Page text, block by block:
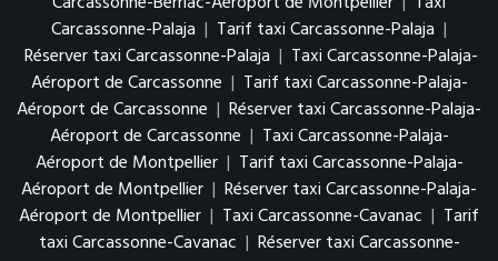
Carcassonne-Palaja | Tarif taxi Carcassonne-Palaja |
Réserver taxi Carcassonne-Palaja | Taxi Carcassonne-Palaja-
Aéroport de Carcassonne | Tarif taxi Carcassonne-Palaja-
Aéroport de Carcassonne | Réserver taxi Carcassonne-Palaja-
Aéroport de Carcassonne | Taxi Carcassonne-Palaja-
Aéroport de Montpellier | Tarif taxi Carcassonne-Palaja-
Aéroport de Montpellier | Réserver taxi Carcassonne-Palaja-
Aéroport de Montpellier | Taxi Carcassonne-Cavanac | Tarif
taxi Carcassonne-Cavanac | Réserver taxi Carcassonne-